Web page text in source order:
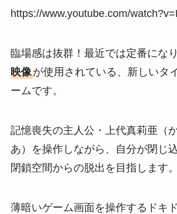
https://www.youtube.com/
臨場感は抜群！最近では定番にな
映像が使用されている、新しいタ
ームです。
記憶喪失の主人公・上代真莉亜（
あ）を操作しながら、自分が閉じ
閉鎖空間からの脱出を目指します。
薄暗いゲーム画面を操作するドキ